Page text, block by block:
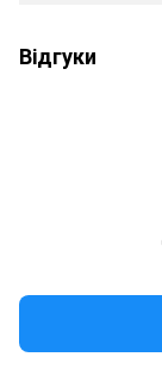
Відгуки